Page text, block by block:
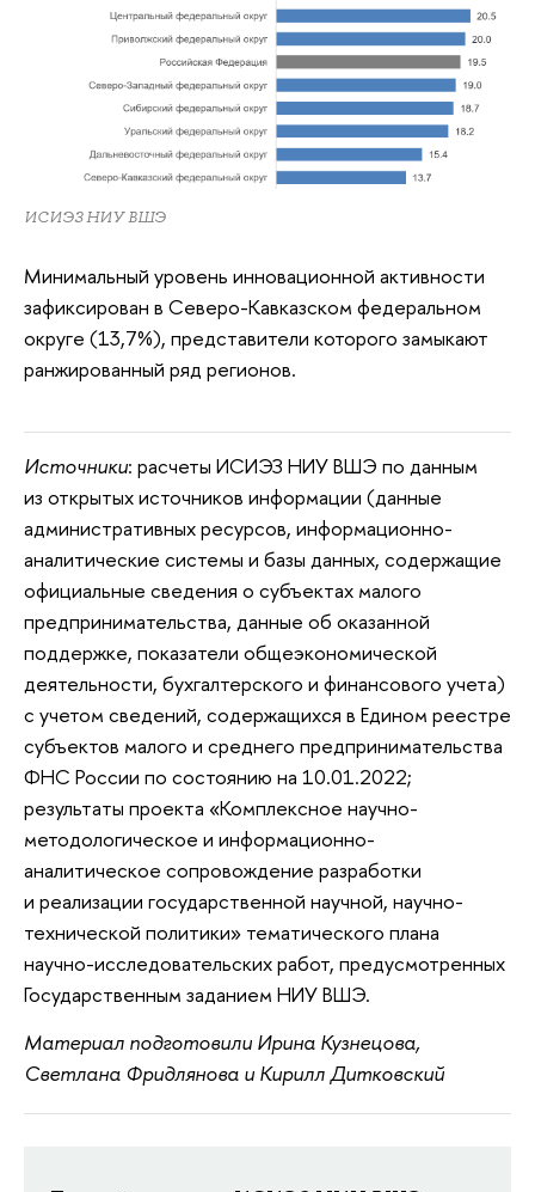
ИСИЭЗ НИУ ВШЭ
Минимальный уровень инновационной активности
зафиксирован в Северо-Кавказском федеральном
округе (13,7%), представители которого замыкают
ранжированный ряд регионов.
Источники: расчеты ИСИЭЗ НИУ ВШЭ по данным
из открытых источников информации (данные
административных ресурсов, информационно-
аналитические системы и базы данных, содержащие
официальные сведения о субъектах малого
предпринимательства, данные об оказанной
поддержке, показатели общеэкономической
деятельности, бухгалтерского и финансового учета)
с учетом сведений, содержащихся в Едином реестре
субъектов малого и среднего предпринимательства
ФНС России по состоянию на 10.01.2022;
результаты проекта «Комплексное научно-
методологическое и информационно-
аналитическое сопровождение разработки
и реализации государственной научной, научно-
технической политики» тематического плана
научно-исследовательских работ, предусмотренных
Государственным заданием НИУ ВШЭ.
Материал подготовили Ирина Кузнецова,
Светлана Фридлянова и Кирилл Дитковский